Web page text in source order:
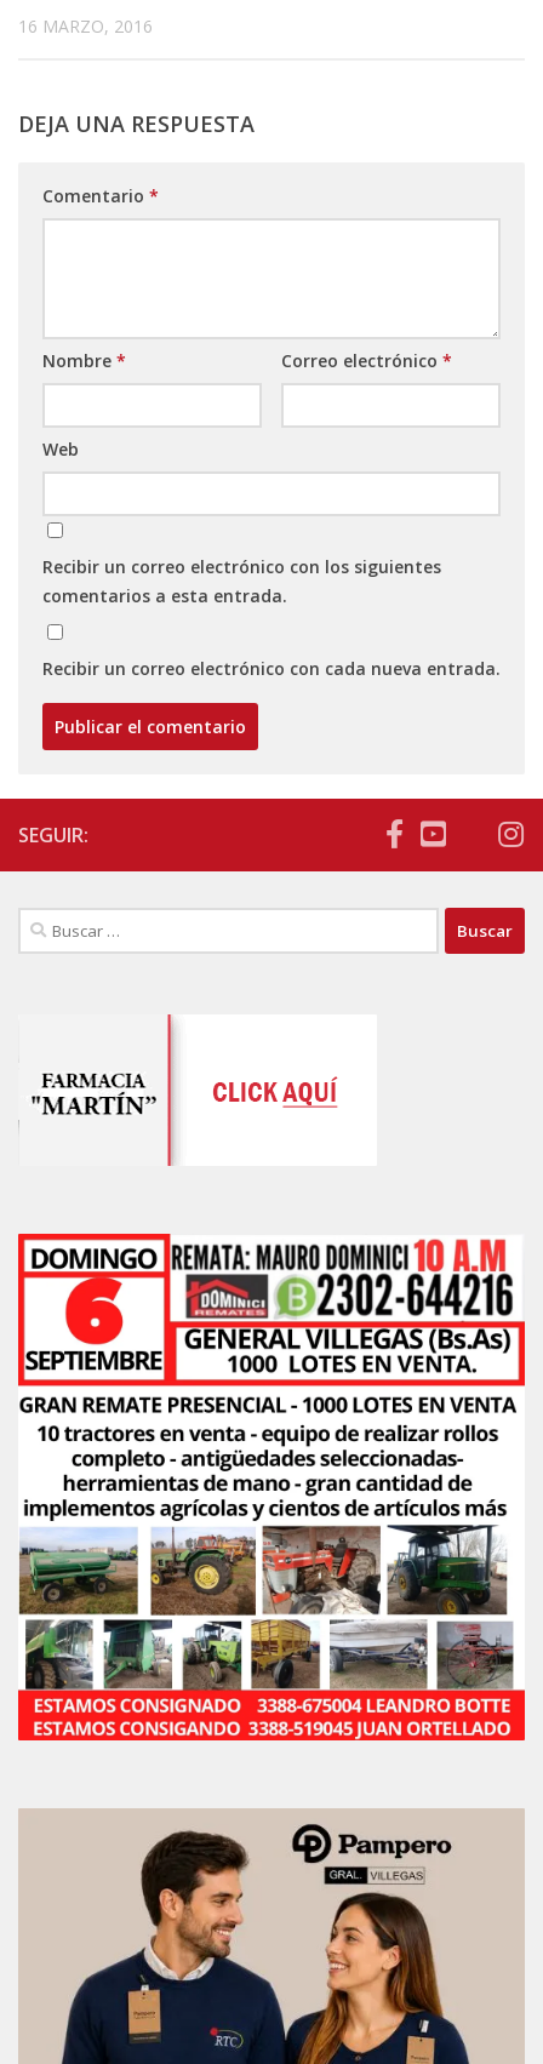
16 MARZO, 2016
DEJA UNA RESPUESTA
Comentario *
Nombre * Correo electrónico *
Web
Recibir un correo electrónico con los siguientes
comentarios a esta entrada.
Recibir un correo electrónico con cada nueva entrada.
SEGUIR:
Buscar: